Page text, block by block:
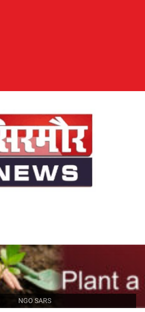
NGO SARS